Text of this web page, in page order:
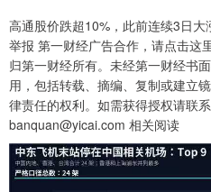
高通股价跌超10%，此前连续3日大
举报 第一财经广告合作，请点击这
归第一财经所有。未经第一财经书
用，包括转载、摘编、复制或建立
律责任的权利。如需获得授权请联
banquan@yicai.com 相关阅读